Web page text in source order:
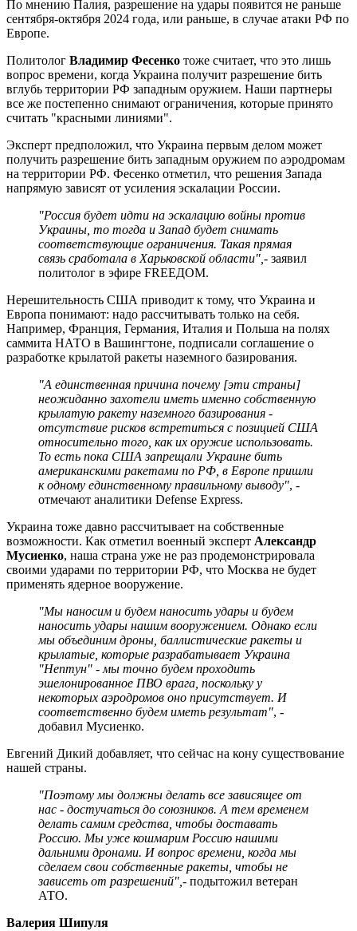
По мнению Палия, разрешение на удары появится не раньше
сентября-октября 2024 года, или раньше, в случае атаки РФ по
Европе.
Политолог Владимир Фесенко тоже считает, что это лишь
вопрос времени, когда Украина получит разрешение бить
вглубь территории РФ западным оружием. Наши партнеры
все же постепенно снимают ограничения, которые принято
считать "красными линиями".
Эксперт предположил, что Украина первым делом может
получить разрешение бить западным оружием по аэродромам
на территории РФ. Фесенко отметил, что решения Запада
напрямую зависят от усиления эскалации России.
"Россия будет идти на эскалацию войны против
Украины, то тогда и Запад будет снимать
соответствующие ограничения. Такая прямая
связь сработала в Харьковской области", - заявил
политолог в эфире FREEДОМ.
Нерешительность США приводит к тому, что Украина и
Европа понимают: надо рассчитывать только на себя.
Например, Франция, Германия, Италия и Польша на полях
саммита НАТО в Вашингтоне, подписали соглашение о
разработке крылатой ракеты наземного базирования.
"А единственная причина почему [эти страны]
неожиданно захотели иметь именно собственную
крылатую ракету наземного базирования -
отсутствие рисков встретиться с позицией США
относительно того, как их оружие использовать.
То есть пока США запрещали Украине бить
американскими ракетами по РФ, в Европе пришли
к одному единственному правильному выводу", -
отмечают аналитики Defense Express.
Украина тоже давно рассчитывает на собственные
возможности. Как отметил военный эксперт Александр
Мусиенко, наша страна уже не раз продемонстрировала
своими ударами по территории РФ, что Москва не будет
применять ядерное вооружение.
"Мы наносим и будем наносить удары и будем
наносить удары нашим вооружением. Однако если
мы объединим дроны, баллистические ракеты и
крылатые, которые разрабатывает Украина
"Нептун" - мы точно будем проходить
эшелонированное ПВО врага, поскольку у
некоторых аэродромов оно присутствует. И
соответственно будем иметь результат", -
добавил Мусиенко.
Евгений Дикий добавляет, что сейчас на кону существование
нашей страны.
"Поэтому мы должны делать все зависящее от
нас - достучаться до союзников. А тем временем
делать самим средства, чтобы доставать
Россию. Мы уже кошмарим Россию нашими
дальними дронами. И вопрос времени, когда мы
сделаем свои собственные ракеты, чтобы не
зависеть от разрешений", - подытожил ветеран
АТО.
Валерия Шипуля